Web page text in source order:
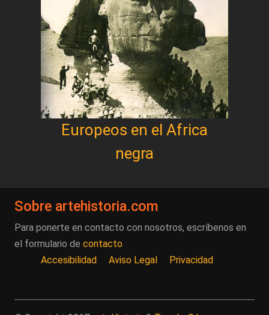
Europeos en el Africa
negra
Sobre artehistoria.com
Para ponerte en contacto con nosotros, escríbenos en
el formulario de contacto
Accesibilidad
Aviso Legal Privacidad